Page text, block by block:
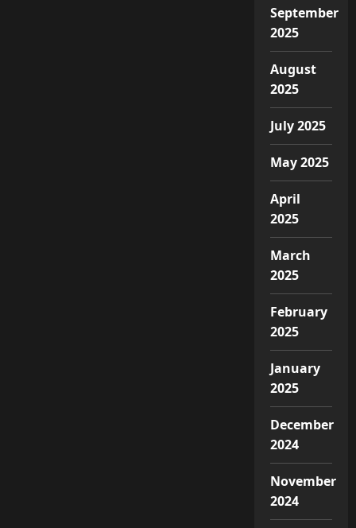
September
2025
August
2025
July 2025
May 2025
April
2025
March
2025
February
2025
January
2025
December
2024
November
2024